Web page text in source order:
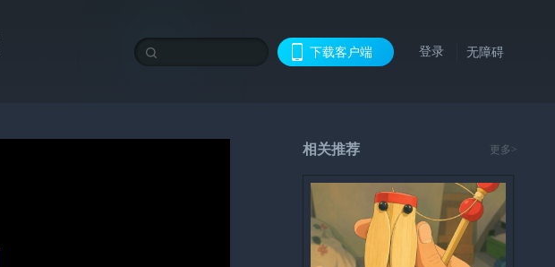
下载客户端 登录 无障碍
相关推荐 更多>